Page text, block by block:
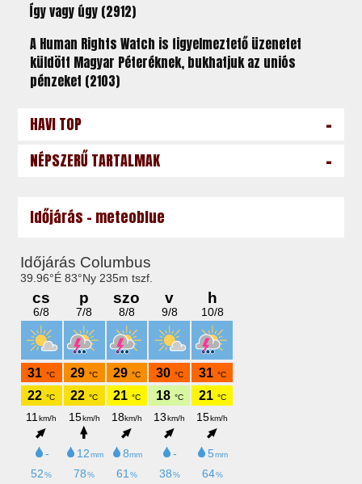
Így vagy úgy (2912)
A Human Rights Watch is figyelmeztető üzenetet
küldött Magyar Péteréknek, bukhatjuk az uniós
pénzeket (2103)
HAVI TOP -
NÉPSZERŰ TARTALMAK -
Időjárás - meteoblue